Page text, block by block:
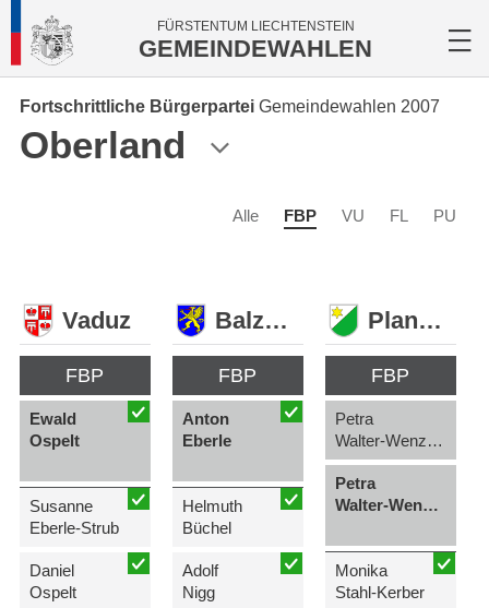
FÜRSTENTUM LIECHTENSTEIN
GEMEINDEWAHLEN
Fortschrittliche Bürgerpartei Gemeindewahlen 2007
Oberland
Alle FBP VU FL PU
Vaduz
FBP
Ewald
Ospelt
Susanne
Eberle-Strub
Daniel
Ospelt
Balzers
FBP
Anton
Eberle
Helmuth
Büchel
Adolf
Nigg
Planken
FBP
Petra
Walter-Wenzel (2. WG)
Petra
Walter-Wenzel (1. WG)
Monika
Stahl-Kerber